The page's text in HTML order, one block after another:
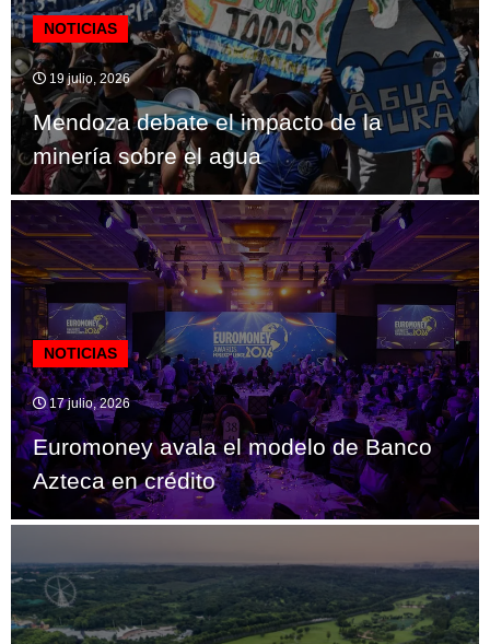
NOTICIAS
19 julio, 2026
Mendoza debate el impacto de la
minería sobre el agua
NOTICIAS
17 julio, 2026
Euromoney avala el modelo de Banco
Azteca en crédito